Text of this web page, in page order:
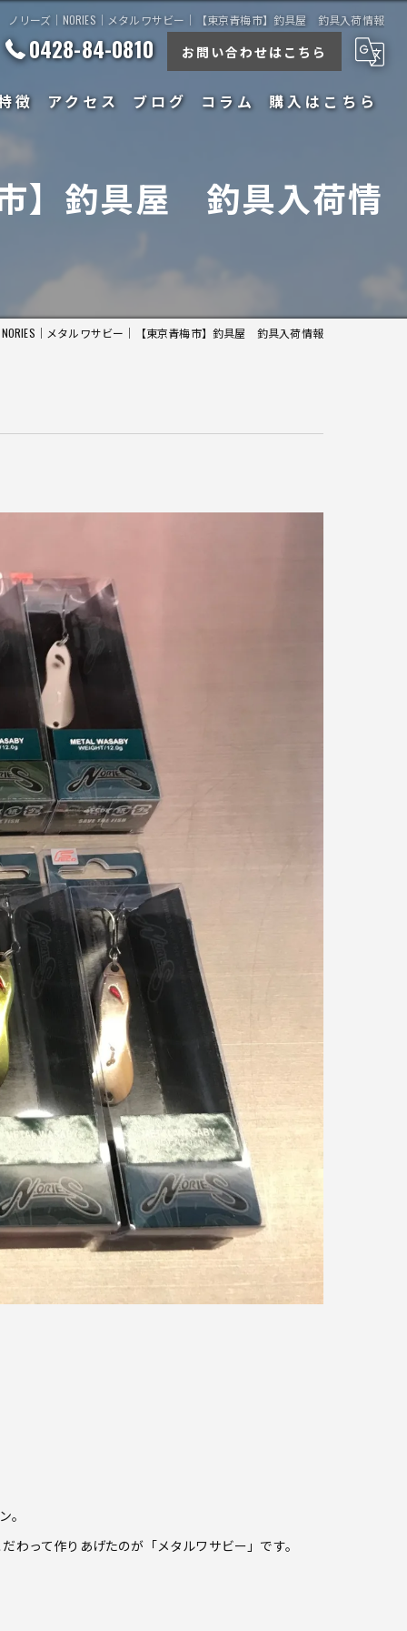
ノリーズ｜NORIES｜メタルワサビー｜【東京青梅市】釣具屋 釣具入荷情報
0428-84-0810 お問い合わせはこちら
徴
ンス
アクセス ブログ コラム 購入はこちら
市】釣具屋 釣具入荷情
NORIES｜メタルワサビー｜【東京青梅市】釣具屋 釣具入荷情報
。
って作りあげたのが「メタルワサビー」です。